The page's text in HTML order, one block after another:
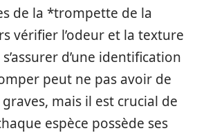
de la *trompette de la
vérifier l’odeur et la texture
d’une identification
peut ne pas avoir de
mais il est crucial de
espèce possède ses